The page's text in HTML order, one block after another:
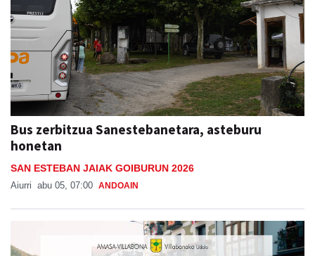
Bus zerbitzua Sanestebanetara, asteburu
honetan
SAN ESTEBAN JAIAK GOIBURUN 2026
Aiurri abu 05, 07:00 ANDOAIN